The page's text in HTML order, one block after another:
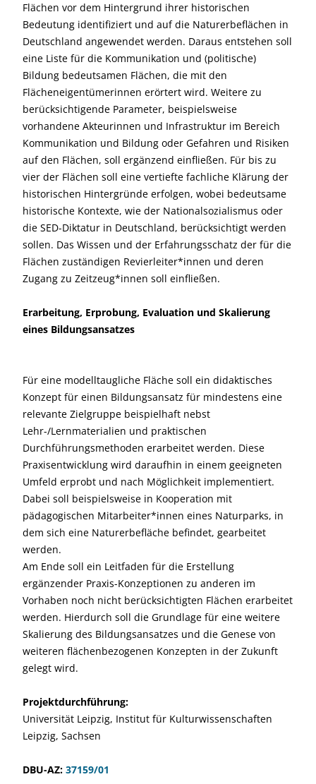
Flächen vor dem Hintergrund ihrer historischen
Bedeutung identifiziert und auf die Naturerbeflächen in
Deutschland angewendet werden. Daraus entstehen soll
eine Liste für die Kommunikation und (politische)
Bildung bedeutsamen Flächen, die mit den
Flächeneigentümerinnen erörtert wird. Weitere zu
berücksichtigende Parameter, beispielsweise
vorhandene Akteurinnen und Infrastruktur im Bereich
Kommunikation und Bildung oder Gefahren und Risiken
auf den Flächen, soll ergänzend einfließen. Für bis zu
vier der Flächen soll eine vertiefte fachliche Klärung der
historischen Hintergründe erfolgen, wobei bedeutsame
historische Kontexte, wie der Nationalsozialismus oder
die SED-Diktatur in Deutschland, berücksichtigt werden
sollen. Das Wissen und der Erfahrungsschatz der für die
Flächen zuständigen Revierleiter*innen und deren
Zugang zu Zeitzeug*innen soll einfließen.
Erarbeitung, Erprobung, Evaluation und Skalierung
eines Bildungsansatzes
Für eine modelltaugliche Fläche soll ein didaktisches
Konzept für einen Bildungsansatz für mindestens eine
relevante Zielgruppe beispielhaft nebst
Lehr-/Lernmaterialien und praktischen
Durchführungsmethoden erarbeitet werden. Diese
Praxisentwicklung wird daraufhin in einem geeigneten
Umfeld erprobt und nach Möglichkeit implementiert.
Dabei soll beispielsweise in Kooperation mit
pädagogischen Mitarbeiter*innen eines Naturparks, in
dem sich eine Naturerbefläche befindet, gearbeitet
werden.
Am Ende soll ein Leitfaden für die Erstellung
ergänzender Praxis-Konzeptionen zu anderen im
Vorhaben noch nicht berücksichtigten Flächen erarbeitet
werden. Hierdurch soll die Grundlage für eine weitere
Skalierung des Bildungsansatzes und die Genese von
weiteren flächenbezogenen Konzepten in der Zukunft
gelegt wird.
Projektdurchführung:
Universität Leipzig, Institut für Kulturwissenschaften
Leipzig, Sachsen
DBU-AZ: 37159/01